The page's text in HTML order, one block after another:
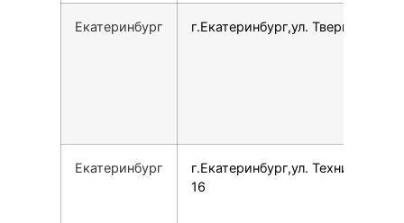
Екатеринбург г.Екатеринбург,ул. Тверитина, 19
Екатеринбург
г.Екатеринбург,ул. Техническая,
16